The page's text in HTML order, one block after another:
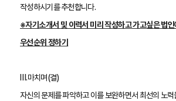
작성하시기를 추천합니다.
※자기소개서 및 이력서 미리 작성하고 가고싶은 법
우선순위 정하기
Ⅲ.마치며(결)
자신의 문제를 파악하고 이를 보완하면서 최선의 노